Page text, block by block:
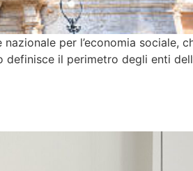
per l’economia sociale,
il perimetro degli enti